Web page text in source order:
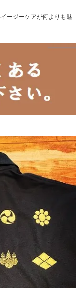
ージーケアが何よりも魅